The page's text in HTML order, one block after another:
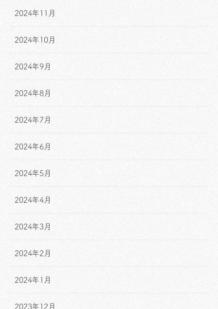
2024年11月
2024年10月
2024年9月
2024年8月
2024年7月
2024年6月
2024年5月
2024年4月
2024年3月
2024年2月
2024年1月
2023年12月